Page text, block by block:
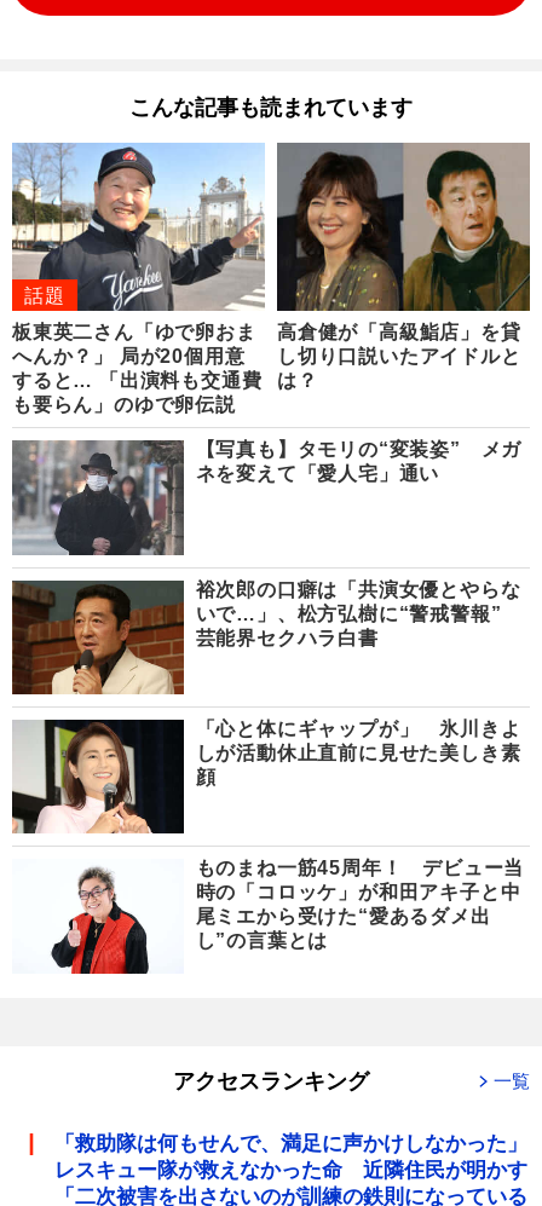
こんな記事も読まれています
話題
板東英二さん「ゆで卵おま
へんか？」 局が20個用意
すると… 「出演料も交通費
も要らん」のゆで卵伝説
高倉健が「高級鮨店」を貸
し切り口説いたアイドルと
は？
【写真も】タモリの“変装姿” メガ
ネを変えて「愛人宅」通い
裕次郎の口癖は「共演女優とやらな
いで…」、松方弘樹に“警戒警報”
芸能界セクハラ白書
「心と体にギャップが」 氷川きよ
しが活動休止直前に見せた美しき素
顔
ものまね一筋45周年！ デビュー当
時の「コロッケ」が和田アキ子と中
尾ミエから受けた“愛あるダメ出
し”の言葉とは
アクセスランキング 一覧
「救助隊は何もせんで、満足に声かけしなかった」
レスキュー隊が救えなかった命 近隣住民が明かす
「二次被害を出さないのが訓練の鉄則になっている